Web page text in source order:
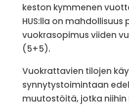
keston kymmenen
HUS:lla on
vuokrasopimus viiden
(5+5).
Vuokrattavien tilojen
synnytystoimintaan
muutostöitä, jotka niihin